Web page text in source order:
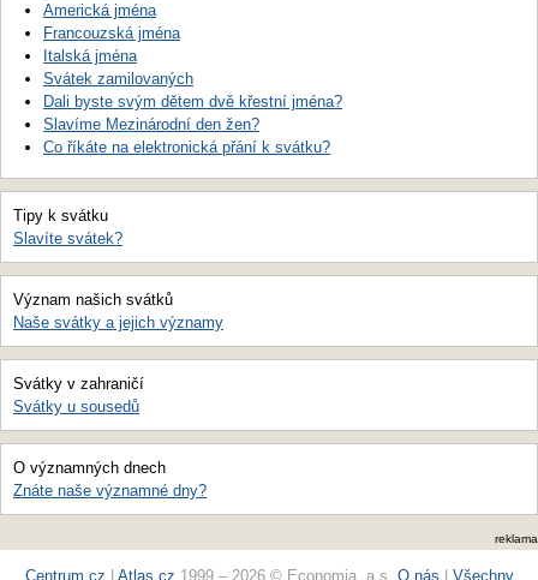
Americká jména
Francouzská jména
Italská jména
Svátek zamilovaných
Dali byste svým dětem dvě křestní jména?
Slavíme Mezinárodní den žen?
Co říkáte na elektronická přání k svátku?
Tipy k svátku
Slavíte svátek?
Význam našich svátků
Naše svátky a jejich významy
Svátky v zahraničí
Svátky u sousedů
O významných dnech
Znáte naše významné dny?
reklama
Centrum.cz Atlas.cz 1999 – 2026 © Economia, a.s. O nás Všechny